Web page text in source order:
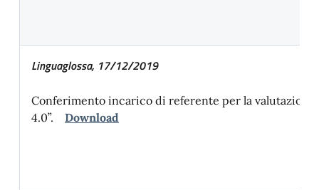
Linguaglossa, 17/12/2019
Conferimento incarico di referente per la
4.0”. Download